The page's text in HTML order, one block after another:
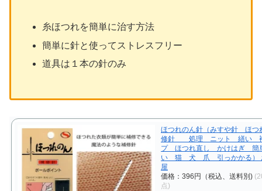
糸ほつれを簡単に治す方法
簡単に針と使ってストレスフリー
道具は１本の針のみ
ほつれのん針（みすや針 ほ
修針 処理 ニット 繕い
プ ほつれ直し かけはぎ 簡
い 猫 犬 爪 引っかかる）
屋
価格：396円（税込、送料別)
点)